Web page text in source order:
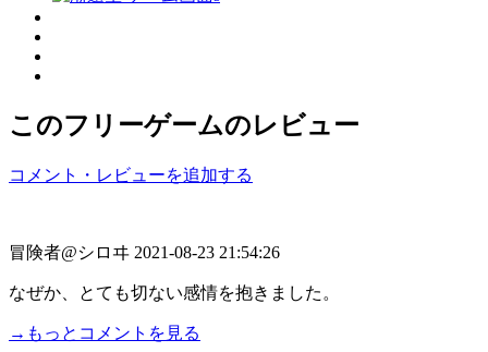
このフリーゲームのレビュー
コメント・レビューを追加する
冒険者@シロヰ 2021-08-23 21:54:26
なぜか、とても切ない感情を抱きました。
→もっとコメントを見る